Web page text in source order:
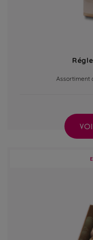
Assortiment